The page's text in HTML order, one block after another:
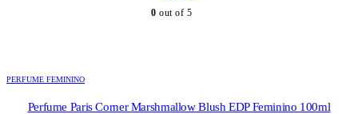
0 out of 5
PERFUME FEMININO
Perfume Paris Corner Marshmallow Blush EDP Feminino 100ml